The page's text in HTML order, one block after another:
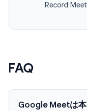
Record
FAQ
Google Meetは